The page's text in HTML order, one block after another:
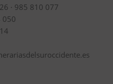
· 985 810 077
050